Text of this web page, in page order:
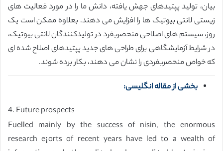
بیان، تولید پپتیدهای جهش یافته، دانش ما را در مورد فعالیت های
زیستی لانتی بیوتیک ها را افزایش می دهند. بعلاوه ممکن است یک
روز، سیستم های اصلاحی منحصربفرد در تولیدکنندگان لانتی بیوتیک،
در شرایط آزمایشگاهی برای طراحی های جدید پپتیدهای اصلاح شده ای
که خواص منحصربفردی را نشان می دهند، بکار برده شوند.
بخشی از مقاله انگلیسی:
4. Future prospects
Fuelled mainly by the success of nisin, the enormous
research e¡orts of recent years have led to a wealth of